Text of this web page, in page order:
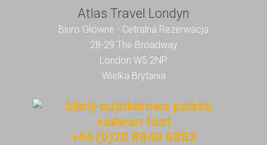
Atlas Travel Londyn
Biuro Główne - Cetralna Rezerwacja
28-29 The Broadway
London W5 2NP
Wielka Brytania
+44 (0)20 8840 8883